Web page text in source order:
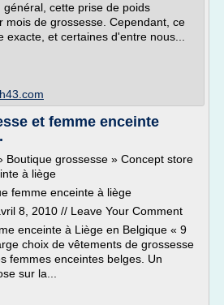
cette prise de poids
mois de grossesse. Cependant, ce
exacte, et certaines d'entre nous...
et femme enceinte
Boutique grossesse » Concept store
à liège
femme enceinte à liège
8, 2010 // Leave Your Comment
enceinte à Liège en Belgique « 9
choix de vêtements de grossesse
femmes enceintes belges. Un
sur la...